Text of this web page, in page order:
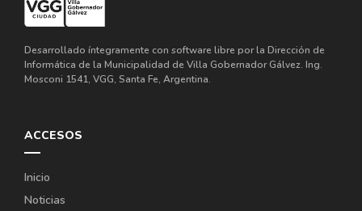
Desarrollado íntegramente con software libre por la Dirección de
Informática de la Municipalidad de Villa Gobernador Gálvez. Ing.
Mosconi 1541, VGG, Santa Fe, Argentina.
ACCESOS
Inicio
Noticias